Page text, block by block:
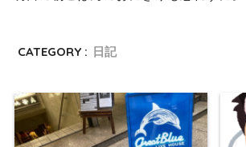
CATEGORY : 日記